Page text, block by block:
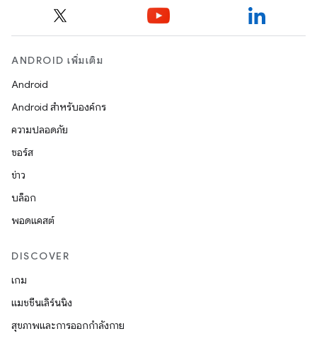
ANDROID เพิ่มเติม
Android
Android สำหรับองค์กร
ความปลอดภัย
ซอร์ส
ข่าว
บล็อก
พอดแคสต์
DISCOVER
เกม
แมชชีนเลิร์นนิง
สุขภาพและการออกกำลังกาย